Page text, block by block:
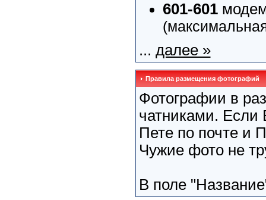
601-601
... далее »
Правила размещения фотографий
Фотографии в
чатниками. Если
Пете по почте и
Чужие фото не
В поле